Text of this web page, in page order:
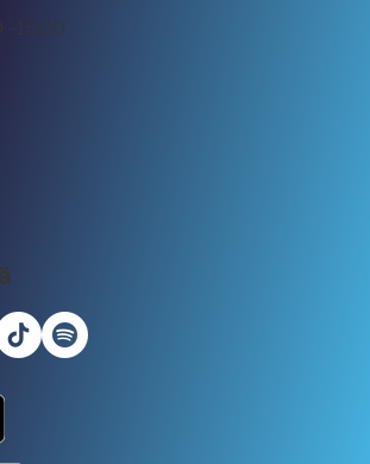
-15:00